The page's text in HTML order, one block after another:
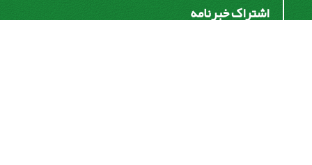
اشتراک خبرنامه